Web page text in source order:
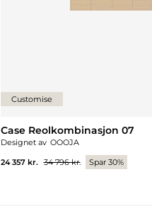
Customise
Case Reolkombinasjon 07
Designet av OOOJA
24 357 kr.
34 796 kr. Spar 30%